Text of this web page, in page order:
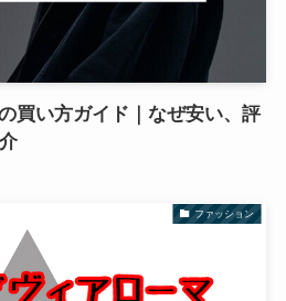
買い方ガイド｜なぜ安い、評
ファッション